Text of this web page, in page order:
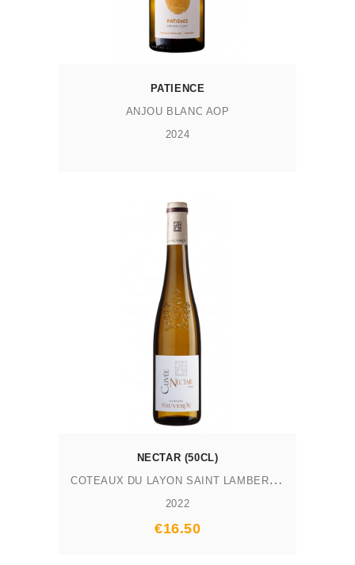
PATIENCE
ANJOU BLANC AOP
2024
NECTAR (50CL)
C
OTEAUX DU LAYON SAINT LAMBERT AOP
2022
Prix
€16.50